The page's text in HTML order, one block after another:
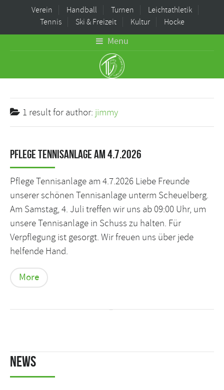
Verein Handball Turnen
Leichtathletik
Tennis
Ski & Freizeit Kultur Hocke
Menu
1 result for author: jimmy
Pflege Tennisanlage am 4.7.2026
Pflege Tennisanlage am 4.7.2026 Liebe Freunde
unserer schönen Tennisanlage unterm Scheuelberg.
Am Samstag, 4. Juli treffen wir uns ab 09:00 Uhr, um
unsere Tennisanlage in Schuss zu halten. Für
Verpflegung ist gesorgt. Wir freuen uns über jede
helfende Hand.
More
News